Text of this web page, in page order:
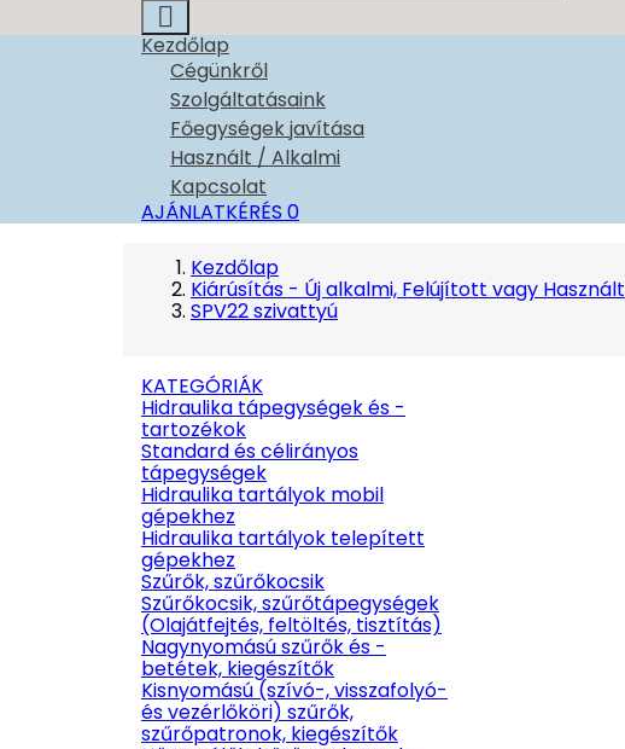

Kezdőlap
Cégünkről
Szolgáltatásaink
Főegységek javítása
Használt / Alkalmi
Kapcsolat
AJÁNLATKÉRÉS 0
Kezdőlap
Kiárúsítás - Új alkalmi, Felújított vagy Használt
SPV22 szivattyú
KATEGÓRIÁK
Hidraulika tápegységek és -
tartozékok
Standard és célirányos
tápegységek
Hidraulika tartályok mobil
gépekhez
Hidraulika tartályok telepített
gépekhez
Szűrők, szűrőkocsik
Szűrőkocsik, szűrőtápegységek
(Olajátfejtés, feltöltés, tisztítás)
Nagynyomású szűrők és -
betétek, kiegészítők
Kisnyomású (szívó-, visszafolyó-
és vezérlőköri) szűrők,
szűrőpatronok, kiegészítők